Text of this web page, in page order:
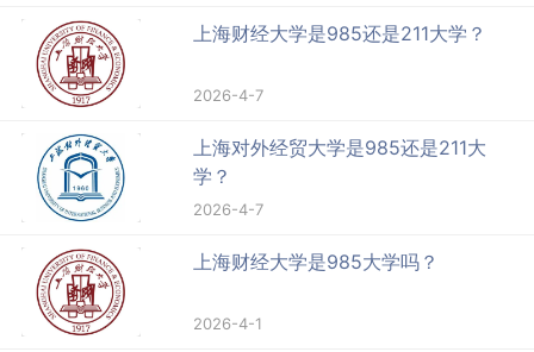
上海财经大学是985还是211大学？
2026-4-7
上海对外经贸大学是985还是211大
学？
2026-4-7
上海财经大学是985大学吗？
2026-4-1